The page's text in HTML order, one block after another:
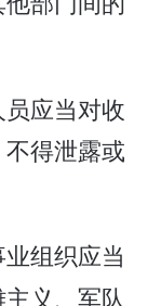
应当对收
得泄露或
组织应当
义、军队